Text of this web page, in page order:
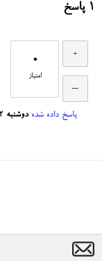
1 پاسخ
0
امتیاز
پاسخ داده شده دوشنبه ۲۲ فروردین ۱۴۰۱